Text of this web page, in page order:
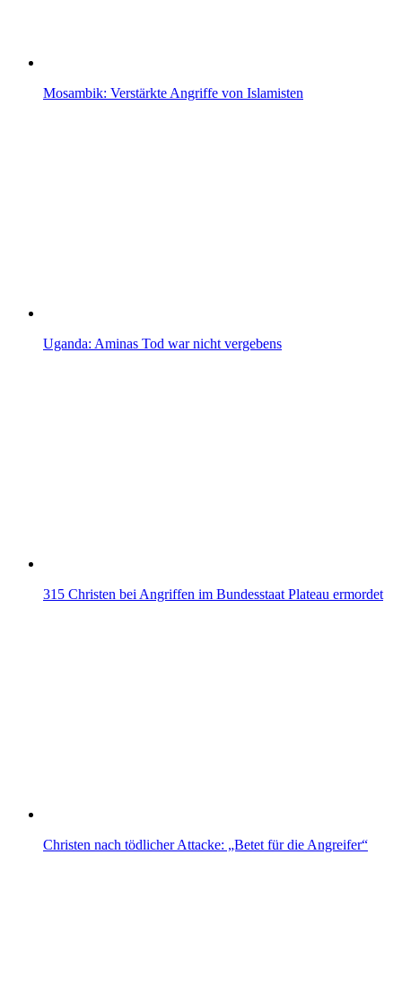
Mosambik: Verstärkte Angriffe von Islamisten
Uganda: Aminas Tod war nicht vergebens
315 Christen bei Angriffen im Bundesstaat Plateau ermordet
Christen nach tödlicher Attacke: „Betet für die Angreifer“